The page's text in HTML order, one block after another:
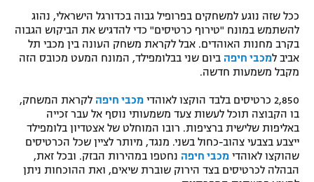
תקנון עבור פעילות ספורט 1 – "מרלן"
גיימינג E-Sports
תנאי שימוש
מדיניות פרטיות
תקנון פעילות ספורט 1
בייסבול MLB
ספורט אתגרי ואקסטרים
גיימינג E-Sports
ככל שזה נוגע למשחקים בפרופיל גבוה בכדורגל הישראלי, נהוג
להשתמש במונח "טירוף כרטיסים" כדי להדגיש את הביקוש הגבוה
בקרב מחנות האוהדים. אבל לקראת משחק העונה בין מכבי תל
אביב למכבי חיפה ביום שני בבלומפילד, המונח המעט מכובס הזה
מקבל משמעות חדשה.
2,850 כרטיסים בלבד הוקצו לאוהדי מכבי חיפה לקראת המשחק,
בו הקבוצה תוכל לעשות צעד משמעותי נוסף אל עבר זכייה
באליפות שלישית ברציפות. רובו המוחלט של אצטדיון בלומפילד
ייצבע בצבעי צהוב-כחול בשני. מנגד, מיותר לציין שכל הכרטיסים
שהוקצו לאוהדי מכבי חיפה נחטפו במהירות הבזק. ובכל זאת,
הבהלה לכרטיסים בצד הירוק שוברת שיאים, ואת ההוכחות ניתן